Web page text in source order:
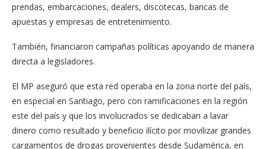
prendas, embarcacio­nes, dealers, discotecas, ban­cas de
apuestas y empresas de entretenimiento.
También, financiaron cam­pañas políticas apoyando de manera
directa a legisladores.
El MP aseguró que esta red operaba en la zona norte del país,
en especial en San­tiago, pero con ramificacio­nes en la región
este del país y que los involucrados se de­dicaban a lavar
dinero como resultado y beneficio ilícito por movilizar grandes
car­gamentos de drogas prove­nientes desde Sudamérica, en